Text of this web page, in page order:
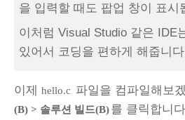
을 입력할 때도 팝업 창이 표시
이처럼 Visual Studio 같은 IDE
있어서 코딩을 편하게 해줍니
이제 hello.c 파일을 컴파일해보
(B) > 솔루션 빌드(B)를 클릭합니